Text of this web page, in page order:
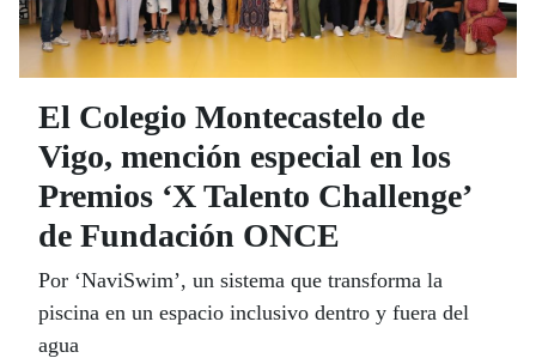
El Colegio Montecastelo de
Vigo, mención especial en los
Premios ‘X Talento Challenge’
de Fundación ONCE
Por ‘NaviSwim’, un sistema que transforma la
piscina en un espacio inclusivo dentro y fuera del
agua